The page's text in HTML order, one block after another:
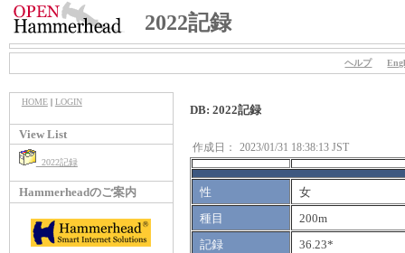
2022記録
ヘルプ
HOME| LOGIN
View List
2022記録
Hammerheadのご案内
DB: 2022記録
作成日： 2023/01/31 18:38:13 JST
性
女
種目
200m
記録
36.23*